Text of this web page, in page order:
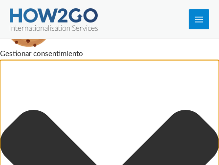
Gestionar consentimiento
Main